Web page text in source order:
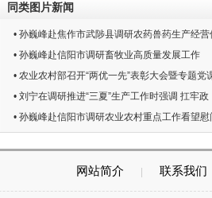
同类图片新闻
• 孙巍峰赴焦作市武陟县调研农药兽药生产经营
• 孙巍峰赴信阳市调研畜牧业高质量发展工作
• 农业农村部召开“两优一先”表彰大会暨专题党
• 刘宁在调研推进“三夏”生产工作时强调 扛牢政
• 孙巍峰赴信阳市调研农业农村重点工作看望慰
网站简介 联系我们